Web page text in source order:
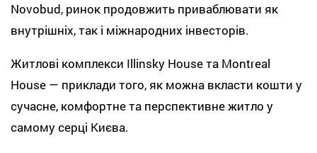
Novobud, ринок продовжить приваблювати як
внутрішніх, так і міжнародних інвесторів.
Житлові комплекси Illinsky House та Montreal
House — приклади того, як можна вкласти кошти у
сучасне, комфортне та перспективне житло у
самому серці Києва.